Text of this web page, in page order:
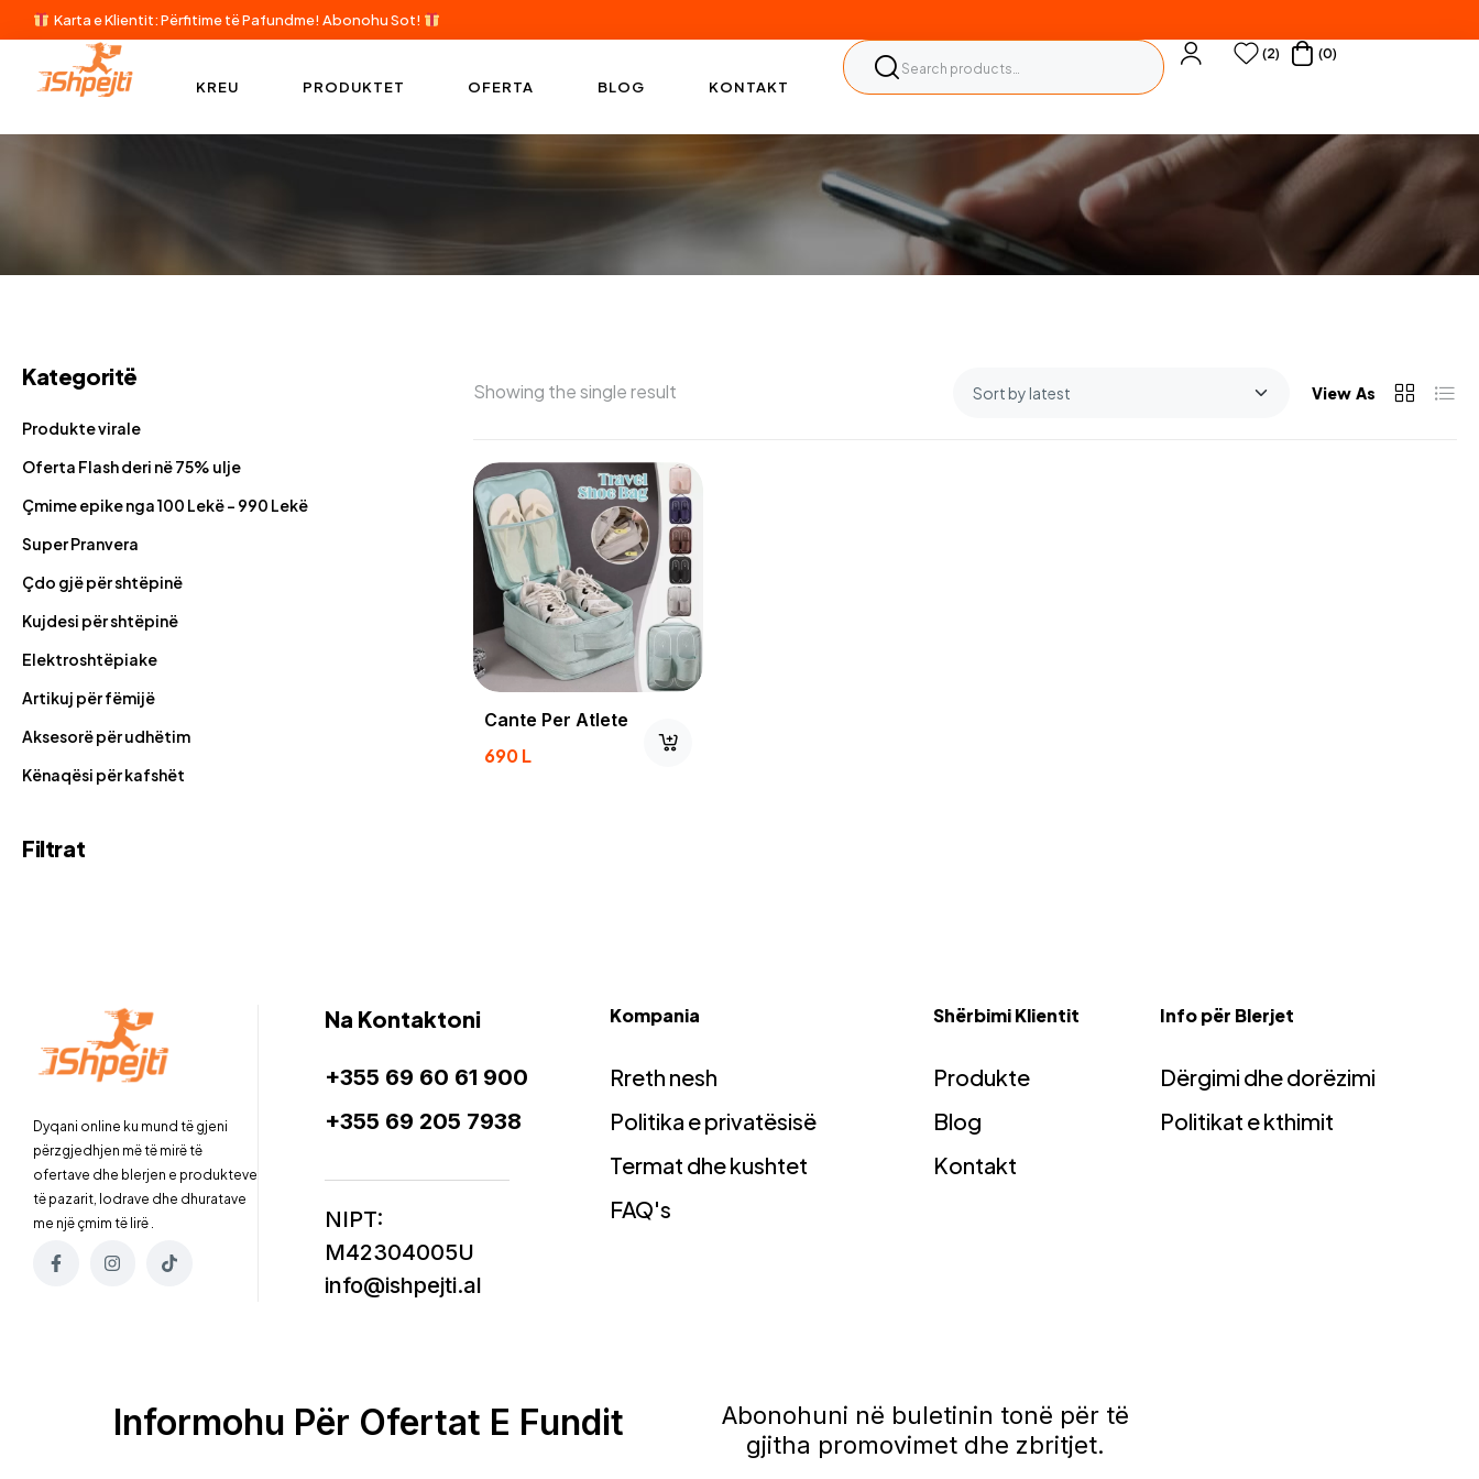
Karta e Klientit: Përfitime të Pafundme! Abonohu Sot!
KREU PRODUKTET OFERTA BLOG KONTAKT
(2) (0)
Showing the single result View As
Cante Per Atlete
690L
Kategoritë
Produkte virale
Oferta Flash deri në 75% ulje
Çmime epike nga 100 Lekë - 990 Lekë
Super Pranvera
Çdo gjë për shtëpinë
Kujdesi për shtëpinë
Elektroshtëpiake
Artikuj për fëmijë
Aksesorë për udhëtim
Kënaqësi për kafshët
Filtrat
Dyqani online ku mund të gjeni
përzgjedhjen më të mirë të
ofertave dhe blerjen e produkteve
të pazarit, lodrave dhe dhuratave
me një çmim të lirë .
Na Kontaktoni
+355 69 60 61 900
+355 69 205 7938
NIPT:
M42304005U
info@ishpejti.al
Kompania
Rreth nesh
Politika e privatësisë
Termat dhe kushtet
FAQ's
Shërbimi Klientit
Produkte
Blog
Kontakt
Info për Blerjet
Dërgimi dhe dorëzimi
Politikat e kthimit
Informohu Për Ofertat E Fundit
Abonohuni në buletinin tonë për të
gjitha promovimet dhe zbritjet.